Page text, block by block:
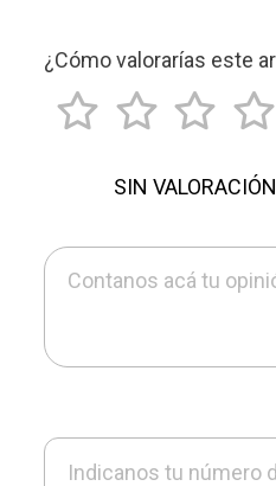
¿Cómo valorarías este
SIN VALORACIÓN
Contanos acá tu
Indicanos tu número